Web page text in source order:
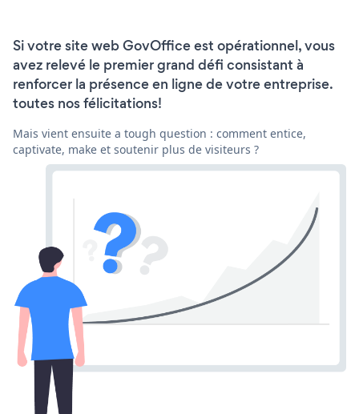
Si votre site web GovOffice est opérationnel, vous
avez relevé le premier grand défi consistant à
renforcer la présence en ligne de votre entreprise.
toutes nos félicitations!
Mais vient ensuite a tough question : comment entice,
captivate, make et soutenir plus de visiteurs ?